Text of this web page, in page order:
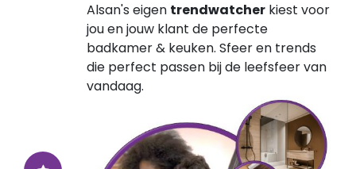
Alsan's eigen trendwatcher kiest voor
jou en jouw klant de perfecte
badkamer & keuken. Sfeer en trends
die perfect passen bij de leefsfeer van
vandaag.